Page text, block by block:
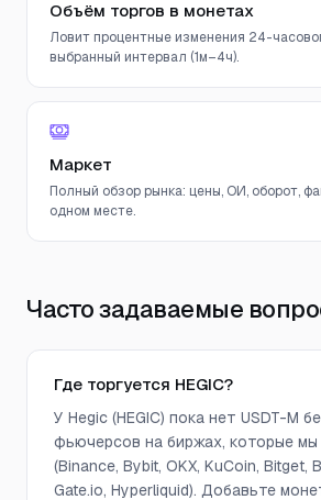
Объём торгов в монетах
Ловит процентные изменения 24-
выбранный интервал (1м–4ч).
Маркет
Полный обзор рынка: цены, ОИ, оборот,
одном месте.
Часто задаваемые
Где торгуется HEGIC?
У Hegic (HEGIC) пока нет USDT-M
фьючерсов на биржах, которые
(Binance, Bybit, OKX, KuCoin, Bitget,
Gate.io, Hyperliquid). Добавьте